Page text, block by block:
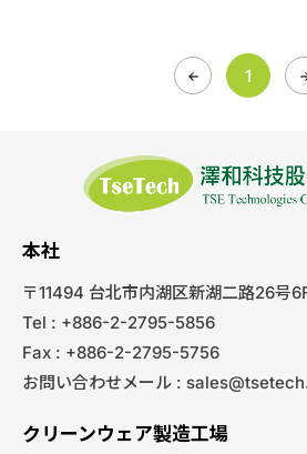
1
本社
〒11494 台北市内湖区新湖二路26号
Tel : +886-2-2795-5856
Fax : +886-2-2795-5756
お問い合わせメール :
クリーンウェア製造工場